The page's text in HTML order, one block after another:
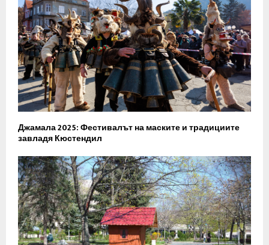
Джамала 2025: Фестивалът на маските и традициите
завладя Кюстендил